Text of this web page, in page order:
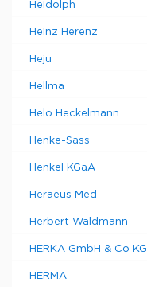
Heidolph
Heinz Herenz
Heju
Hellma
Helo Heckelmann
Henke-Sass
Henkel KGaA
Heraeus Med
Herbert Waldmann
HERKA GmbH & Co KG
HERMA